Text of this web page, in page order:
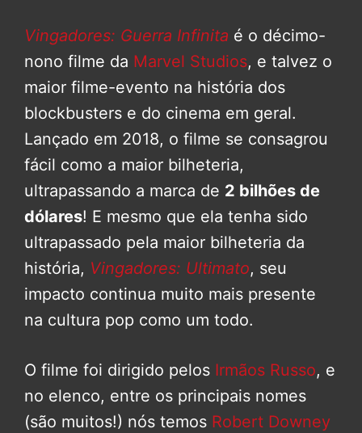
Vingadores: Guerra Infinita é o décimo-
nono filme da Marvel Studios, e talvez o
maior filme-evento na história dos
blockbusters e do cinema em geral.
Lançado em 2018, o filme se consagrou
fácil como a maior bilheteria,
ultrapassando a marca de 2 bilhões de
dólares! E mesmo que ela tenha sido
ultrapassado pela maior bilheteria da
história, Vingadores: Ultimato, seu
impacto continua muito mais presente
na cultura pop como um todo.
O filme foi dirigido pelos Irmãos Russo, e
no elenco, entre os principais nomes
(são muitos!) nós temos Robert Downey